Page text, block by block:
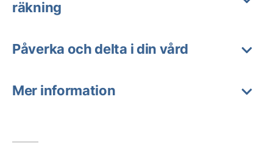
räkning
Påverka och delta i din vård
Mer information